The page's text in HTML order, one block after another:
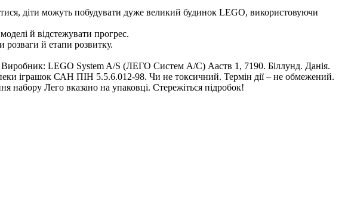
діти можуть побудувати дуже великий будинок LEGO, використовуючи
й відстежувати прогрес.
розваги й етапи розвитку.
Виробник: LEGO System A/S (ЛЕГО Систем А/С) Ааств 1, 7190. Біллунд. Данія.
іграшок САН ПІН 5.5.6.012-98. Чи не токсичний. Термін дії – не обмежений.
набору Лего вказано на упаковці. Стережіться підробок!